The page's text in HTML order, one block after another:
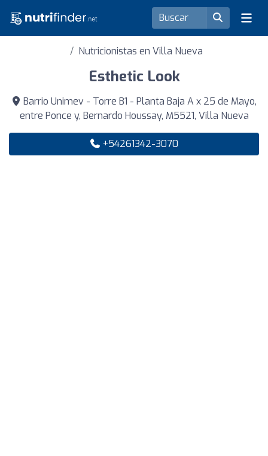
Nutricionistas en Villa Nueva
Esthetic Look
Barrio Unimev - Torre B1 - Planta Baja A x 25 de Mayo,
entre Ponce y, Bernardo Houssay, M5521, Villa Nueva
+54261342-3070